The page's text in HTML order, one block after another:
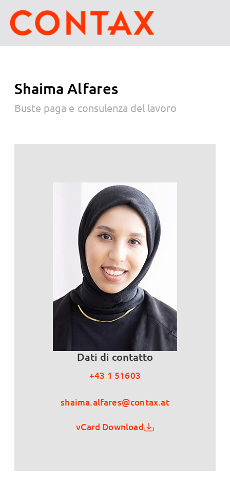
Shaima Alfares
Buste paga e consulenza del lavoro
Dati di contatto
+43 1 51603
shaima.alfares@contax.at
vCard Download